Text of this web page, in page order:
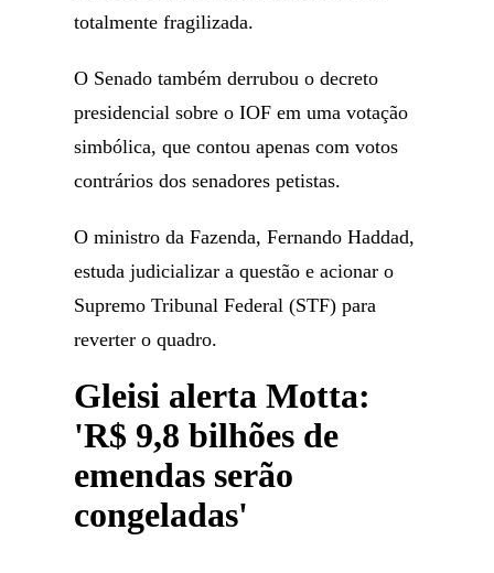
totalmente fragilizada.
O Senado também derrubou o decreto
presidencial sobre o IOF em uma votação
simbólica, que contou apenas com votos
contrários dos senadores petistas.
O ministro da Fazenda, Fernando Haddad,
estuda judicializar a questão e acionar o
Supremo Tribunal Federal (STF) para
reverter o quadro.
Gleisi alerta Motta:
'R$ 9,8 bilhões de
emendas serão
congeladas'